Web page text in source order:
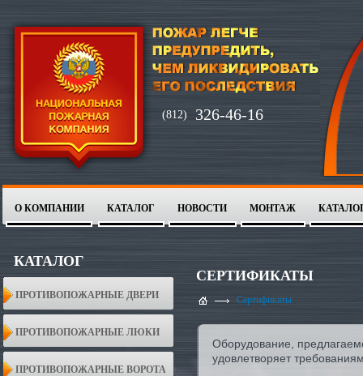
О КОМПАНИИ КАТАЛОГ НОВОСТИ МОНТАЖ
(812) 326-46-16
КАТАЛОГ
ПРОТИВОПОЖАРНЫЕ ДВЕРИ
ПРОТИВОПОЖАРНЫЕ ЛЮКИ
ПРОТИВОПОЖАРНЫЕ ВОРОТА
СЕРТИФИКАТЫ
Сертификаты
Оборудование,
удовлетворяет